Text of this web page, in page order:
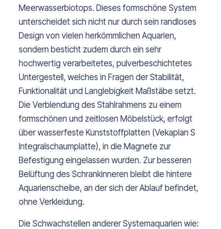
Meerwasserbiotops. Dieses formschöne System
unterscheidet sich nicht nur durch sein randloses
Design von vielen herkömmlichen Aquarien,
sondern besticht zudem durch ein sehr
hochwertig verarbeitetes, pulverbeschichtetes
Untergestell, welches in Fragen der Stabilität,
Funktionalität und Langlebigkeit Maßstäbe setzt.
Die Verblendung des Stahlrahmens zu einem
formschönen und zeitlosen Möbelstück, erfolgt
über wasserfeste Kunststoffplatten (Vekaplan S
Integralschaumplatte), in die Magnete zur
Befestigung eingelassen wurden. Zur besseren
Belüftung des Schrankinneren bleibt die hintere
Aquarienscheibe, an der sich der Ablauf befindet,
ohne Verkleidung.
Die Schwachstellen anderer Systemaquarien wie: